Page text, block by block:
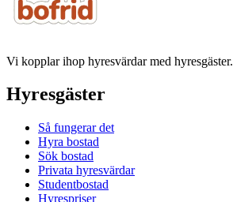
Vi kopplar ihop hyresvärdar med hyresgäster.
Hyresgäster
Så fungerar det
Hyra bostad
Sök bostad
Privata hyresvärdar
Studentbostad
Hyrespriser